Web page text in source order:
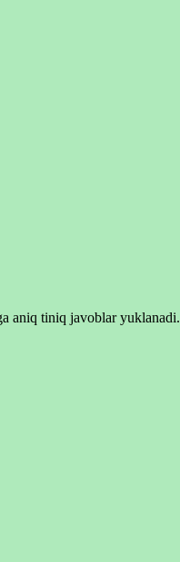
aniq tiniq javoblar yuklanadi.